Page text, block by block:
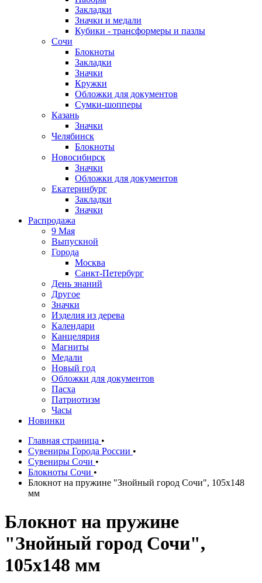
Закладки
Значки и медали
Кубики - трансформеры и пазлы
Сочи
Блокноты
Закладки
Значки
Кружки
Обложки для документов
Сумки-шопперы
Казань
Значки
Челябинск
Блокноты
Новосибирск
Значки
Обложки для документов
Екатеринбург
Закладки
Значки
Распродажа
9 Мая
Выпускной
Города
Москва
Санкт-Петербург
День знаний
Другое
Значки
Изделия из дерева
Календари
Канцелярия
Магниты
Медали
Новый год
Обложки для документов
Пасха
Патриотизм
Часы
Новинки
Главная страница •
Сувениры Города России •
Сувениры Сочи •
Блокноты Сочи •
Блокнот на пружине "Знойный город Сочи", 105х148
мм
Блокнот на пружине
"Знойный город Сочи",
105х148 мм